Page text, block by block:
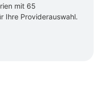
mit 65
Ihre Providerauswahl.